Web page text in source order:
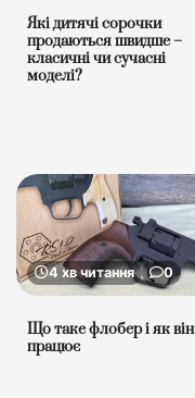
Які дитячі сорочки
продаються швидше –
класичні чи сучасні
моделі?
4 хв читання 0
Що таке флобер і як він
працює